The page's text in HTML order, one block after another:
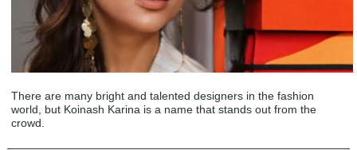
There are many bright and talented designers in the fashion
world, but Koinash Karina is a name that stands out from the
crowd.